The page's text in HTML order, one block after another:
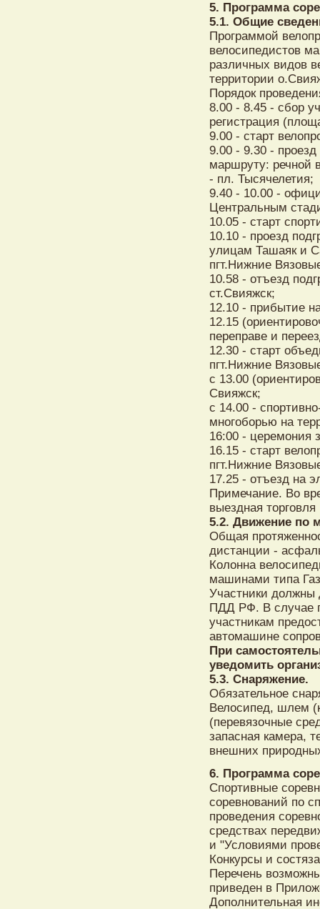
5. Программа
5.1. Общие
Программой
велосипедистов
различных видов
территории
Порядок
8.00 - 8.45 - сбор
регистрация
9.00 - старт
9.00 - 9.30 -
маршруту: речной
- пл. Тысячелетия;
9.40 - 10.00 -
Центральным
10.05 - старт
10.10 - проезд
улицам Ташаяк и
пгт.Нижние
10.58 - отъезд
ст.Свияжск;
12.10 - прибытие
12.15
переправе и
12.30 - старт
пгт.Нижние
с 13.00
Свияжск;
с 14.00 -
многоборью на
16:00 - церемония
16.15 - старт
пгт.Нижние
17.25 - отъезд на
Примечание. Во
выездная
5.2. Движение по
Общая
дистанции -
Колонна
машинами типа
Участники должны
ПДД РФ. В случае
участникам
автомашине
При
уведомить
5.3. Снаряжение.
Обязательное
Велосипед, шлем
(перевязочные
запасная камера,
внешних
6. Программа
Спортивные
соревнований по
проведения
средствах
и "Условиями
Конкурсы и
Перечень
приведен в
Дополнительная